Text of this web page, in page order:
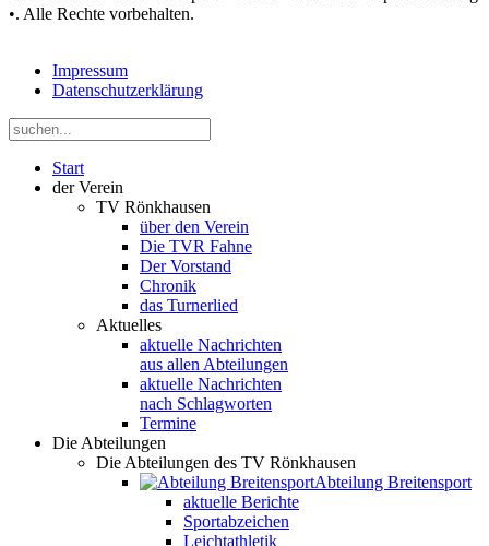
•. Alle Rechte vorbehalten.
Impressum
Datenschutzerklärung
Start
der Verein
TV Rönkhausen
über den Verein
Die TVR Fahne
Der Vorstand
Chronik
das Turnerlied
Aktuelles
aktuelle Nachrichten
aus allen Abteilungen
aktuelle Nachrichten
nach Schlagworten
Termine
Die Abteilungen
Die Abteilungen des TV Rönkhausen
Abteilung Breitensport
aktuelle Berichte
Sportabzeichen
Leichtathletik